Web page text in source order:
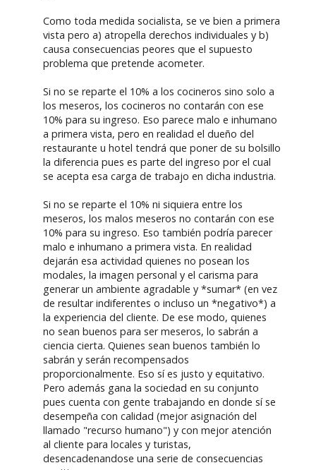
Como toda medida socialista, se ve bien a primera
vista pero a) atropella derechos individuales y b)
causa consecuencias peores que el supuesto
problema que pretende acometer.
Si no se reparte el 10% a los cocineros sino solo a
los meseros, los cocineros no contarán con ese
10% para su ingreso. Eso parece malo e inhumano
a primera vista, pero en realidad el dueño del
restaurante u hotel tendrá que poner de su bolsillo
la diferencia pues es parte del ingreso por el cual
se acepta esa carga de trabajo en dicha industria.
Si no se reparte el 10% ni siquiera entre los
meseros, los malos meseros no contarán con ese
10% para su ingreso. Eso también podría parecer
malo e inhumano a primera vista. En realidad
dejarán esa actividad quienes no posean los
modales, la imagen personal y el carisma para
generar un ambiente agradable y *sumar* (en vez
de resultar indiferentes o incluso un *negativo*) a
la experiencia del cliente. De ese modo, quienes
no sean buenos para ser meseros, lo sabrán a
ciencia cierta. Quienes sean buenos también lo
sabrán y serán recompensados
proporcionalmente. Eso sí es justo y equitativo.
Pero además gana la sociedad en su conjunto
pues cuenta con gente trabajando en donde sí se
desempeña con calidad (mejor asignación del
llamado "recurso humano") y con mejor atención
al cliente para locales y turistas,
desencadenandose una serie de consecuencias